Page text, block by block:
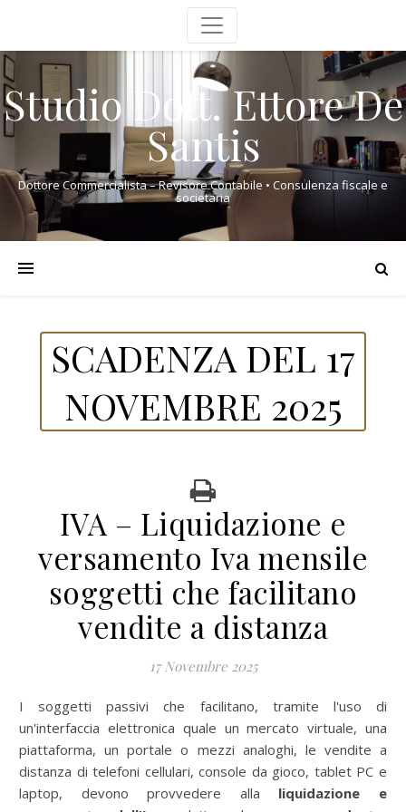
Studio Dott. Ettore De
Santis
Dottore Commercialista – Revisore Contabile • Consulenza fiscale e
societaria
SCADENZA DEL 17
NOVEMBRE 2025
IVA – Liquidazione e
versamento Iva mensile
soggetti che facilitano
vendite a distanza
17 Novembre 2025
I soggetti passivi che facilitano, tramite l'uso di
un'interfaccia elettronica quale un mercato virtuale, una
piattaforma, un portale o mezzi analoghi, le vendite a
distanza di telefoni cellulari, console da gioco, tablet PC e
laptop, devono provvedere alla liquidazione e